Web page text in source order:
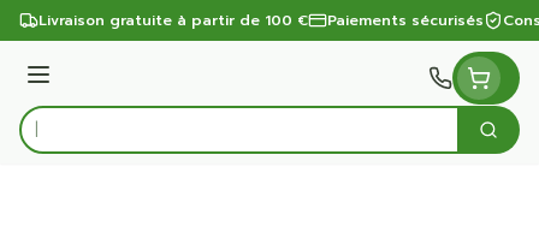
Aller au contenu
Livraison gratuite à partir de 100 € Paiements sécurisés
Menu
Rechercher